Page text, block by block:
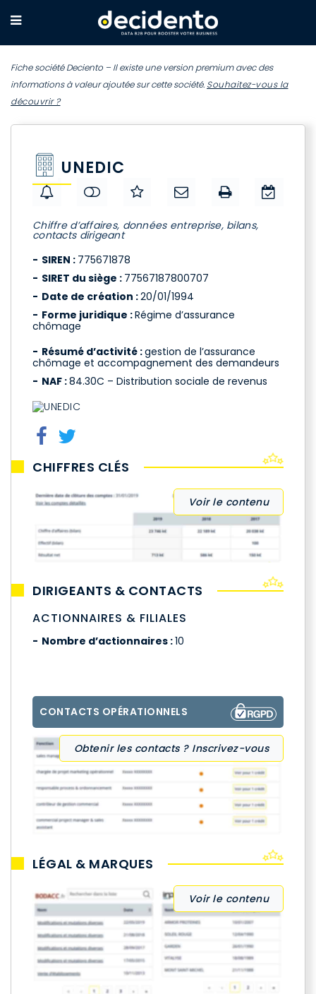
Fiche société Deciento – Il existe une version premium avec des
informations à valeur ajoutée sur cette société. Souhaitez-vous la
découvrir ?
UNEDIC
Chiffre d’affaires, données entreprise, bilans,
contacts dirigeant
SIREN : 775671878
SIRET du siège : 77567187800707
Date de création :20/01/1994
Forme juridique :Régime d’assurance
chômage
Résumé d’activité :gestion de l’assurance
chômage et accompagnement des demandeurs
NAF :84.30C – Distribution sociale de revenus
CHIFFRES CLÉS
Voir le contenu
DIRIGEANTS & CONTACTS
ACTIONNAIRES & FILIALES
Nombre d’actionnaires :10
CONTACTS OPÉRATIONNELS
Obtenir les contacts ? Inscrivez-vous
LÉGAL & MARQUES
Voir le contenu